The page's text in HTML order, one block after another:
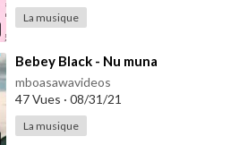
La musique
⁣Bebey Black - Nu muna
mboasawavideos
47 Vues · 08/31/21
La musique